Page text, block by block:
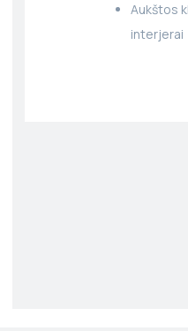
Aukštos
interjerai